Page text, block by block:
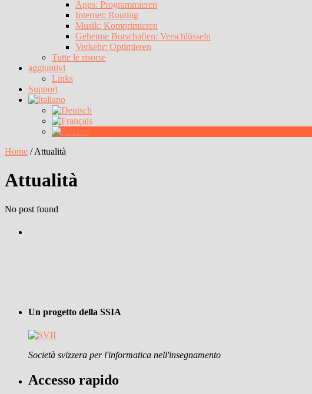
Apps: Programmieren
Internet: Routing
Musik: Komprimieren
Geheime Botschaften: Verschlüsseln
Verkehr: Optimieren
Tutte le risorse
aggiuntivi
Links
Support
Home /Attualità
Attualità
No post found
Un progetto della SSIA
Società svizzera per l'informatica nell'insegnamento
Accesso rapido